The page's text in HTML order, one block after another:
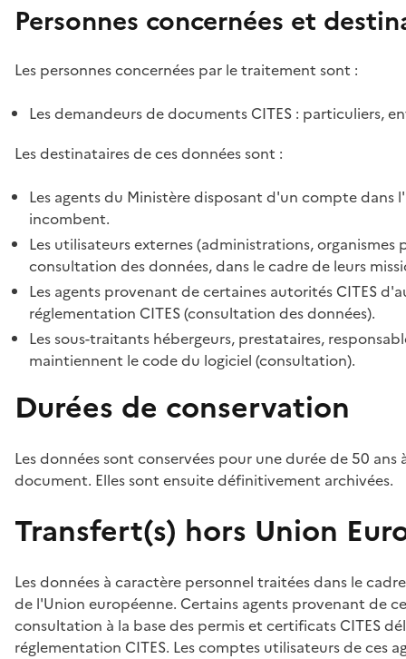
Personnes concernées et
Les personnes concernées par le traitement sont :
Les demandeurs de documents CITES : particuliers,
Les destinataires de ces données sont :
Les agents du Ministère disposant d'un compte
incombent.
Les utilisateurs externes (administrations,
consultation des données, dans le cadre de leurs
Les agents provenant de certaines autorités CITES
réglementation CITES (consultation des données).
Les sous-traitants hébergeurs, prestataires,
maintiennent le code du logiciel (consultation).
Durées de conservation
Les données sont conservées pour une durée de 50
document. Elles sont ensuite définitivement archivées.
Transfert(s) hors Union
Les données à caractère personnel traitées dans le
de l'Union européenne. Certains agents provenant de
consultation à la base des permis et certificats CITES
réglementation CITES. Les comptes utilisateurs de ces